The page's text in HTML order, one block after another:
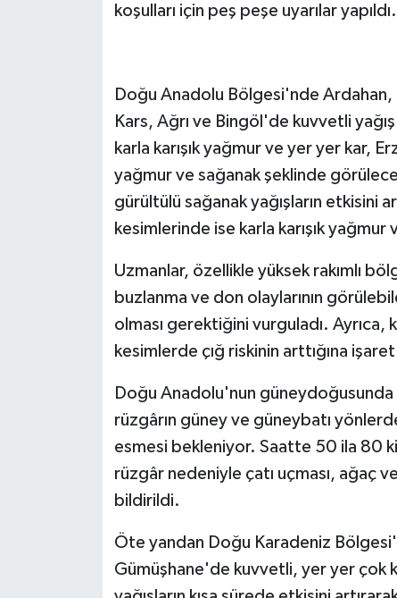
koşulları için peş peşe uyarılar yapıldı.
Doğu Anadolu Bölgesi'nde
Kars, Ağrı ve Bingöl'de kuvvetli
karla karışık yağmur ve yer yer kar,
yağmur ve sağanak şeklinde
gürültülü sağanak yağışların etkisini
kesimlerinde ise karla karışık yağmur
Uzmanlar, özellikle yüksek rakımlı
buzlanma ve don olaylarının
olması gerektiğini vurguladı. Ayrıca,
kesimlerde çığ riskinin arttığına
Doğu Anadolu'nun
rüzgârın güney ve güneybatı
esmesi bekleniyor. Saatte 50 ila 80
rüzgâr nedeniyle çatı uçması, ağaç
bildirildi.
Öte yandan Doğu Karadeniz
Gümüşhane'de kuvvetli, yer yer çok